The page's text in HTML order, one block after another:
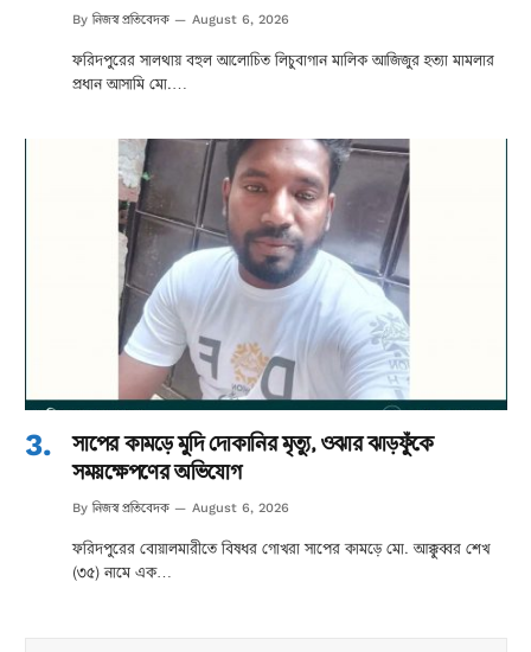
By নিজস্ব প্রতিবেদক August 6, 2026
ফরিদপুরের সালথায় বহুল আলোচিত লিচুবাগান মালিক আজিজুর হত্যা মামলার
প্রধান আসামি মো.…
সাপের কামড়ে মুদি দোকানির মৃত্যু, ওঝার ঝাড়ফুঁকে
সময়ক্ষেপণের অভিযোগ
By নিজস্ব প্রতিবেদক August 6, 2026
ফরিদপুরের বোয়ালমারীতে বিষধর গোখরা সাপের কামড়ে মো. আক্কুব্বর শেখ
(৩৫) নামে এক…